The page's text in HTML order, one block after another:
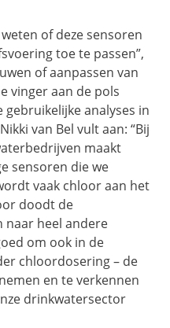
of deze sensoren
toe te passen”,
of aanpassen van
vinger aan de pols
analyses in
van Bel vult aan: “Bij
maakt
sensoren die we
vaak chloor aan het
doodt de
naar heel andere
om ook in de
chloordosering – de
en te verkennen
drinkwatersector